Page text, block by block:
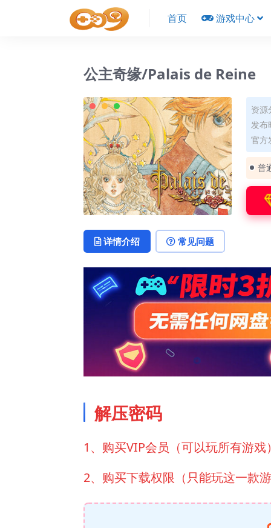
首页 游戏中心
公主奇缘/Palais de Reine
资
发布
官方
普
详情介绍 常见问题
解压密码
1、购买VIP会员（可以玩所有游
2、购买下载权限（只能玩这一款